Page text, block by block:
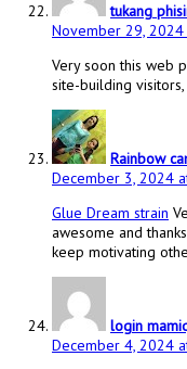
tukang
November 29, 2024
Very soon this web
site-building
Rainbow
December 3, 2024
Glue Dream strain
awesome and
keep motivating
login
December 4, 2024